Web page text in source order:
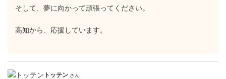
そして、夢に向かって頑張ってください。
高知から、応援しています。
トッテン さん